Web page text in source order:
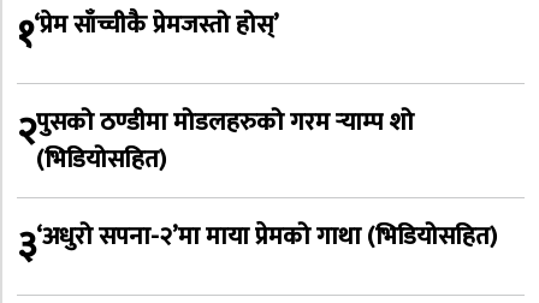
१‘प्रेम साँच्चीकै प्रेमजस्तो होस्’
२पुसको ठण्डीमा मोडलहरुको गरम र्‍याम्प शो
(भिडियोसहित)
३‘अधुरो सपना-२’मा माया प्रेमको गाथा (भिडियोसहित)